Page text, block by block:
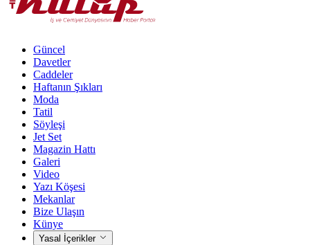
Güncel
Davetler
Caddeler
Haftanın Şıkları
Moda
Tatil
Söyleşi
Jet Set
Magazin Hattı
Galeri
Video
Yazı Köşesi
Mekanlar
Bize Ulaşın
Künye
Yasal İçerikler